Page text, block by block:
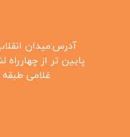
آدرس:میدان
پایین تر از
غلامی طبقه